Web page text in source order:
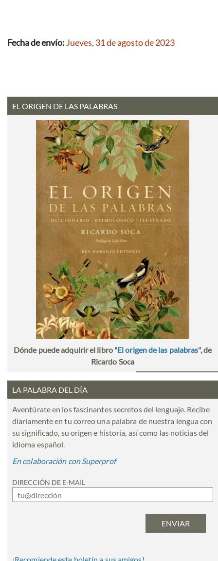
Fecha de envío: Jueves, 31 de agosto de 2023
EL ORIGEN DE LAS PALABRAS
Dónde puede adquirir el libro "El origen de las palabras", de
Ricardo Soca
LA PALABRA DEL DÍA
Aventúrate en los fascinantes secretos del lenguaje. Recibe
diariamente en tu correo una palabra de nuestra lengua con
su significado, su origen e historia, así como las noticias del
idioma español.
En colaboración con Superprof
DIRECCIÓN DE E-MAIL